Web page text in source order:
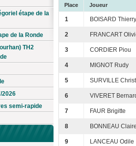
étape de la
de la Ronde
TH2
2026
semi-rapide
Place Joueur
1 BOISARD Thierry
2 FRANCART
3 CORDIER Piou
4 MIGNOT Rudy
5 SURVILLE
6 VIVERET
7 FAUR Brigitte
8 BONNEAU
9 LANCEAU Odile